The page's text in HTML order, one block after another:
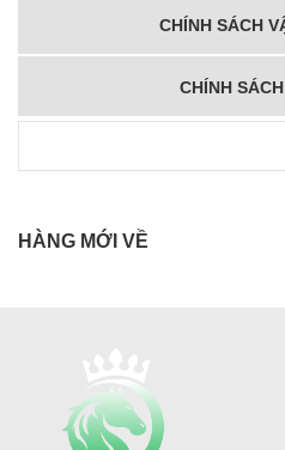
CHÍNH SÁCH
CHÍNH
HÀNG MỚI VỀ